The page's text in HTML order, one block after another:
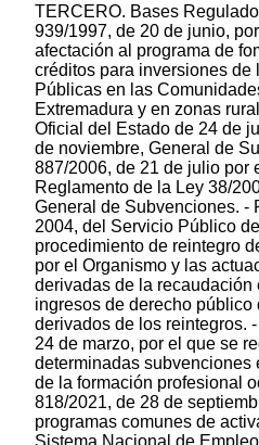
TERCERO. Bases
939/1997, de 20 de junio,
afectación al programa de
créditos para inversiones de
Públicas en las
Extremadura y en zonas
Oficial del Estado de 24 de
de noviembre, General de
887/2006, de 21 de julio por
Reglamento de la Ley 38/
General de Subvenciones. -
2004, del Servicio Público
procedimiento de reintegro
por el Organismo y las
derivadas de la
ingresos de derecho público
derivados de los reintegros.
24 de marzo, por el que se
determinadas subvenciones
de la formación profesional
818/2021, de 28 de
programas comunes de
Sistema Nacional de